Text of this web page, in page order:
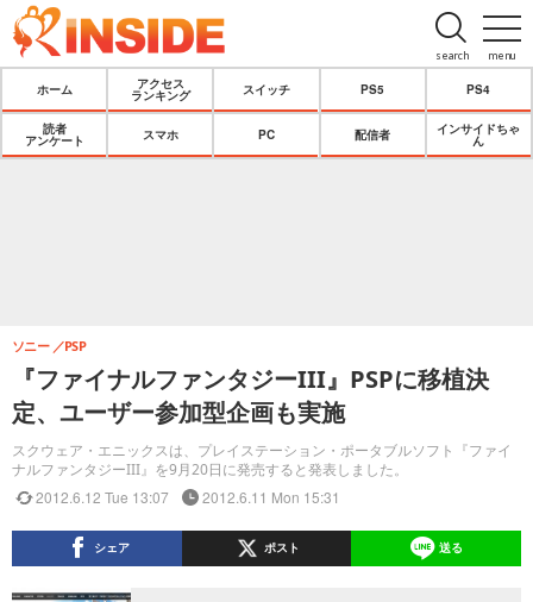
menu
search
ホーム
アクセス
ランキング
スイッチ PS5 PS4
読者
アンケート
スマホ PC 配信者
インサイドちゃ
ん
『ファイナルファンタジーIII』PSPに移植決
定、ユーザー参加型企画も実施
スクウェア・エニックスは、プレイステーション・ポータブルソフト『ファイ
ナルファンタジーIII』を9月20日に発売すると発表しました。
ソニー PSP
2012.6.12 Tue 13:07 2012.6.11 Mon 15:31
シェア ポスト 送る